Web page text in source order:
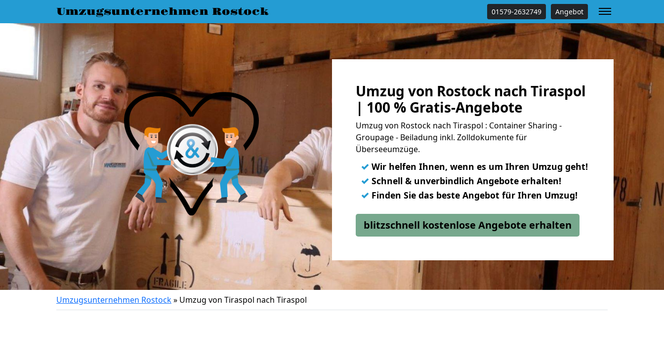
Umzugsunternehmen Rostock 01579-2632749 Angebot
Umzug von Rostock nach Tiraspol
| 100 % Gratis-Angebote
Umzug von Rostock nach Tiraspol : Container Sharing -
Groupage - Beiladung inkl. Zolldokumente für
Überseeumzüge.
✓ Wir helfen Ihnen, wenn es um Ihren Umzug geht!
✓ Schnell & unverbindlich Angebote erhalten!
✓ Finden Sie das beste Angebot für Ihren Umzug!
blitzschnell kostenlose Angebote erhalten
Umzugsunternehmen Rostock» Umzug von Tiraspol nach Tiraspol